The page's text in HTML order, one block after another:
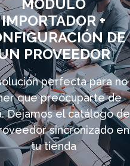
MÓDULO
IMPORTADOR +
DE
PROVEEDOR
perfecta para no
que preocuparte de
Dejamos el catálogo de
sincronizado en
tu tienda